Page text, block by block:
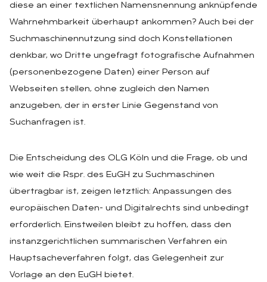
diese an einer textlichen Namensnennung anknüpfende
Wahrnehmbarkeit überhaupt ankommen? Auch bei der
Suchmaschinennutzung sind doch Konstellationen
denkbar, wo Dritte ungefragt fotografische Aufnahmen
(personenbezogene Daten) einer Person auf
Webseiten stellen, ohne zugleich den Namen
anzugeben, der in erster Linie Gegenstand von
Suchanfragen ist.
Die Entscheidung des OLG Köln und die Frage, ob und
wie weit die Rspr. des EuGH zu Suchmaschinen
übertragbar ist, zeigen letztlich: Anpassungen des
europäischen Daten- und Digitalrechts sind unbedingt
erforderlich. Einstweilen bleibt zu hoffen, dass den
instanzgerichtlichen summarischen Verfahren ein
Hauptsacheverfahren folgt, das Gelegenheit zur
Vorlage an den EuGH bietet.